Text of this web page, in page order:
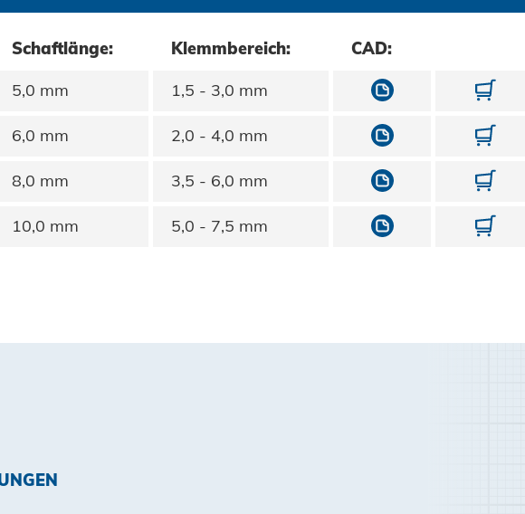
Schaftlänge: Klemmbereich:
CAD:
5,0 mm 1,5 - 3,0 mm 10700300050
6,0 mm 2,0 - 4,0 mm 10700300060
8,0 mm 3,5 - 6,0 mm 10700300080
10,0 mm 5,0 - 7,5 mm 10700300100